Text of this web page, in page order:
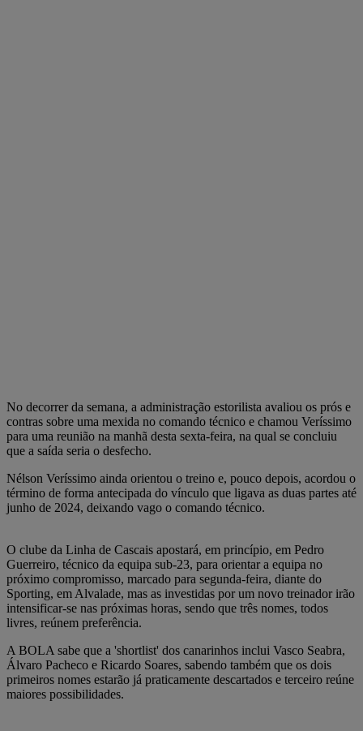
No decorrer da semana, a administração estorilista avaliou os prós e
contras sobre uma mexida no comando técnico e chamou Veríssimo
para uma reunião na manhã desta sexta-feira, na qual se concluiu
que a saída seria o desfecho.
Nélson Veríssimo ainda orientou o treino e, pouco depois, acordou o
término de forma antecipada do vínculo que ligava as duas partes até
junho de 2024, deixando vago o comando técnico.
O clube da Linha de Cascais apostará, em princípio, em Pedro
Guerreiro, técnico da equipa sub-23, para orientar a equipa no
próximo compromisso, marcado para segunda-feira, diante do
Sporting, em Alvalade, mas as investidas por um novo treinador irão
intensificar-se nas próximas horas, sendo que três nomes, todos
livres, reúnem preferência.
A BOLA sabe que a 'shortlist' dos canarinhos inclui Vasco Seabra,
Álvaro Pacheco e Ricardo Soares, sabendo também que os dois
primeiros nomes estarão já praticamente descartados e terceiro reúne
maiores possibilidades.